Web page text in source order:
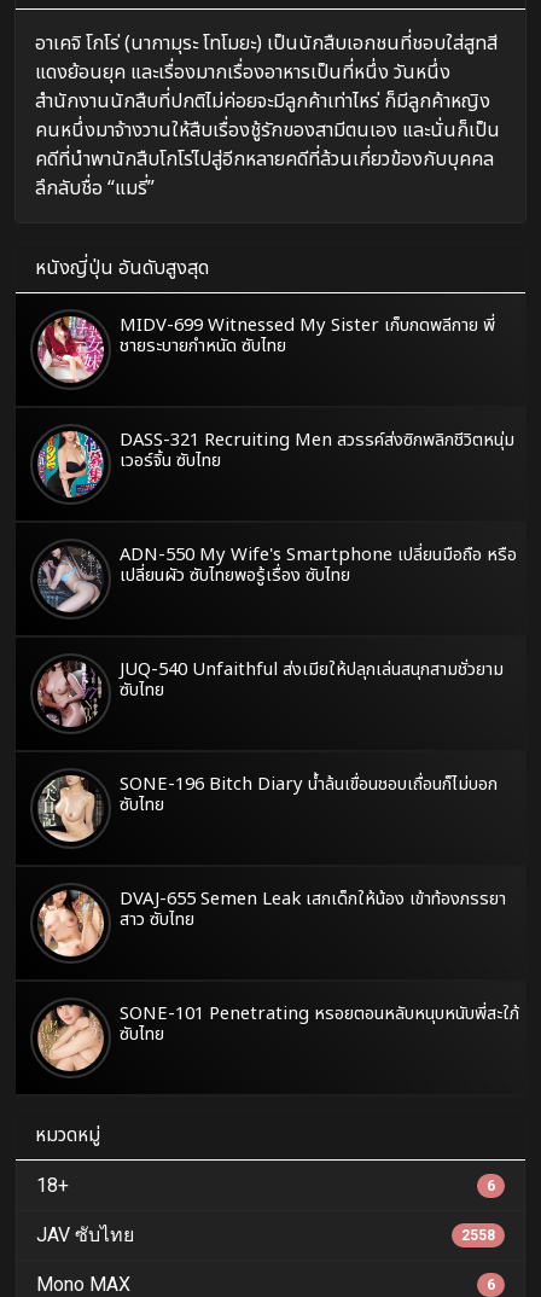
อาเคจิ โกโร่ (นากามุระ โทโมยะ) เป็นนักสืบเอกชนที่ชอบใส่สูทสี
แดงย้อนยุค และเรื่องมากเรื่องอาหารเป็นที่หนึ่ง วันหนึ่ง
สำนักงานนักสืบที่ปกติไม่ค่อยจะมีลูกค้าเท่าไหร่ ก็มีลูกค้าหญิง
คนหนึ่งมาจ้างวานให้สืบเรื่องชู้รักของสามีตนเอง และนั่นก็เป็น
คดีที่นำพานักสืบโกโร่ไปสู่อีกหลายคดีที่ล้วนเกี่ยวข้องกับบุคคล
ลึกลับชื่อ “แมรี่”
หนังญี่ปุ่น อันดับสูงสุด
MIDV-699 Witnessed My Sister เก็บกดพลีกาย พี่
ชายระบายกำหนัด ซับไทย
DASS-321 Recruiting Men สวรรค์ส่งซิกพลิกชีวิตหนุ่ม
เวอร์จิ้น ซับไทย
ADN-550 My Wife's Smartphone เปลี่ยนมือถือ หรือ
เปลี่ยนผัว ซับไทยพอรู้เรื่อง ซับไทย
JUQ-540 Unfaithful ส่งเมียให้ปลุกเล่นสนุกสามชั่วยาม
ซับไทย
SONE-196 Bitch Diary น้ำล้นเขื่อนชอบเถื่อนก็ไม่บอก
ซับไทย
DVAJ-655 Semen Leak เสกเด็กให้น้อง เข้าท้องภรรยา
สาว ซับไทย
SONE-101 Penetrating หรอยตอนหลับหนุบหนับพี่สะใภ้
ซับไทย
หมวดหมู่
18+ 6
JAV ซับไทย 2558
Mono MAX 6